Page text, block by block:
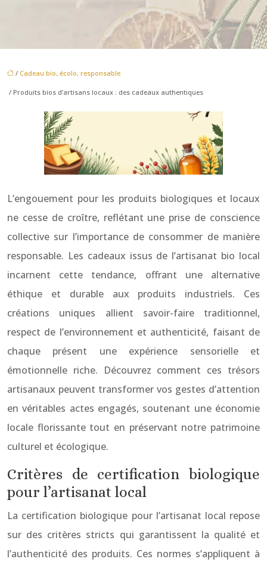
/ Cadeau bio, écolo, responsable
/ Produits bios d’artisans locaux : des cadeaux authentiques
L’engouement pour les produits biologiques et locaux
ne cesse de croître, reflétant une prise de conscience
collective sur l’importance de consommer de manière
responsable. Les cadeaux issus de l’artisanat bio local
incarnent cette tendance, offrant une alternative
éthique et durable aux produits industriels. Ces
créations uniques allient savoir-faire traditionnel,
respect de l’environnement et authenticité, faisant de
chaque présent une expérience sensorielle et
émotionnelle riche. Découvrez comment ces trésors
artisanaux peuvent transformer vos gestes d’attention
en véritables actes engagés, soutenant une économie
locale florissante tout en préservant notre patrimoine
culturel et écologique.
Critères de certification biologique
pour l’artisanat local
La certification biologique pour l’artisanat local repose
sur des critères stricts qui garantissent la qualité et
l’authenticité des produits. Ces normes s’appliquent à